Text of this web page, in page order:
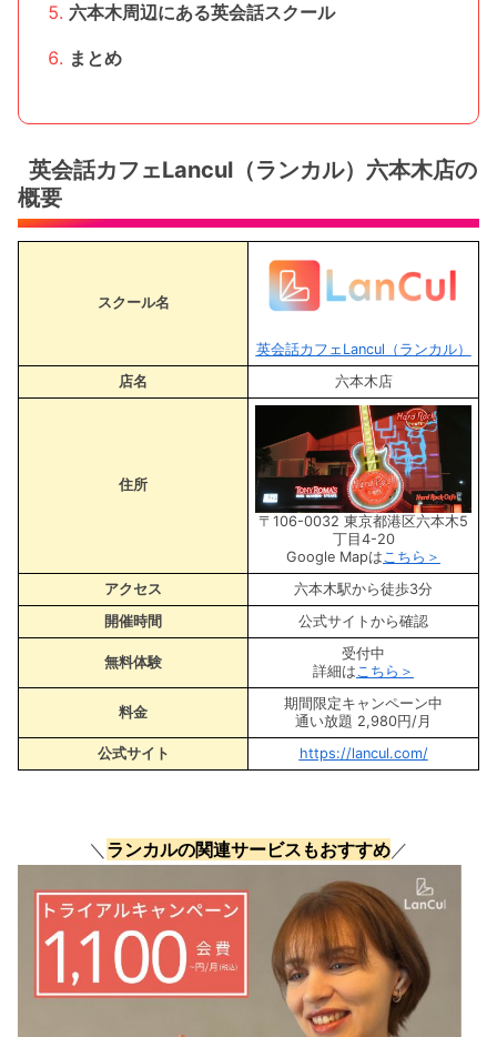
六本木周辺にある英会話スクール
まとめ
英会話カフェLancul（ランカル）六本木店の
概要
スクール名
英会話カフェLancul（ランカル）
店名
六本木店
住所
〒106-0032 東京都港区六本木5
丁目4-20
Google Mapは こちら＞
アクセス
六本木駅から徒歩3分
開催時間
公式サイトから確認
無料体験
受付中
詳細は こちら＞
料金
期間限定キャンペーン中
通い放題 2,980円/月
公式サイト
https://lancul.com/
＼ ランカルの関連サービスもおすすめ／